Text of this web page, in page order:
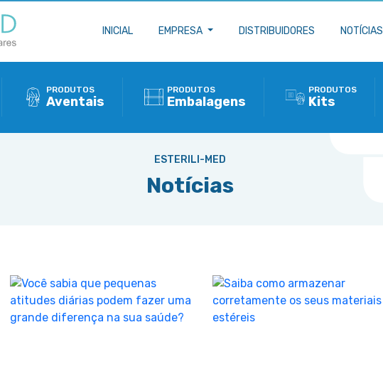
INICIAL EMPRESA DISTRIBUIDORES NOTÍCIAS
PRODUTOS
Aventais
PRODUTOS
Embalagens
PRODUTOS
Kits
ESTERILI-MED
Notícias